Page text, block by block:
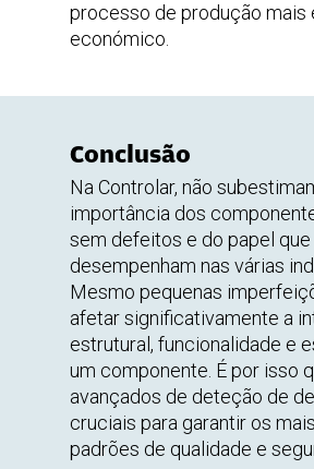
processo de produção mais
económico.
Conclusão
Na Controlar, não
importância dos
sem defeitos e do papel
desempenham nas várias
Mesmo pequenas
afetar significativamente a
estrutural, funcionalidade e
um componente. É por isso
avançados de deteção de
cruciais para garantir os
padrões de qualidade e